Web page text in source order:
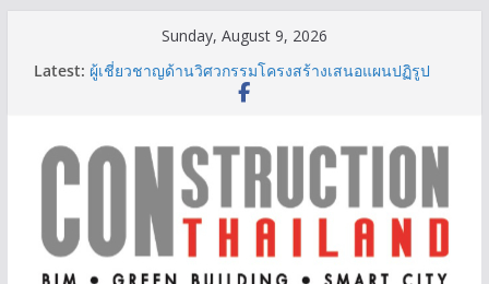
Sunday, August 9, 2026
Latest: ผู้เชี่ยวชาญด้านวิศวกรรมโครงสร้างเสนอแผนปฏิรูป
มาตรฐานตั้งแต่การออกแบบถึงการตรวจสอบอาคารไทย
เติบโต 377% ชี้ดีมานด์ภูเก็ตยังแกร่ง
BCT Expo 2026 ชูแนวคิด “Empowering Net Zero in
Construction & Mining” ขับเคลื่อนอุตสาหกรรม
ก่อสร้างและเหมืองแร่สู่สังคมคาร์บอนต่ำอย่างยั่งยืน
ลลิล พร็อพเพอร์ตี้ ก้าวสู่ปีที่ 40 ยึดลูกค้าเป็นศูนย์กลาง